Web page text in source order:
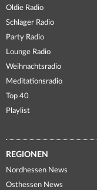
Oldie Radio
Schlager Radio
Party Radio
Lounge Radio
Weihnachtsradio
Meditationsradio
Top 40
Playlist
REGIONEN
Nordhessen News
Osthessen News